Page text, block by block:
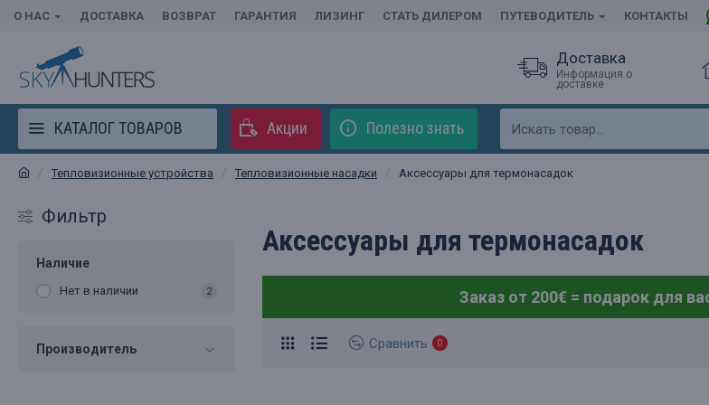
О НАС ДОСТАВКА ВОЗВРАТ ГАРАНТИЯ ЛИЗИНГ СТАТЬ ДИЛЕРОМ ПУТЕВОДИТЕЛЬ КОНТАКТЫ
Доставка
Информация о
доставке
КАТАЛОГ ТОВАРОВ Акции Полезно знать
Тепловизионные устройства Тепловизионные насадки Аксессуары для термонасадок
Фильтр
Наличие
Нет в наличии 2
Производитель
Аксессуары для термонасадок
Заказ от 200€ = подарок для
Сравнить 0